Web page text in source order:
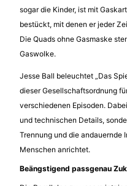
sogar die Kinder, ist mit
bestückt, mit denen er jeder
Die Quads ohne Gasmaske
Gaswolke.
Jesse Ball beleuchtet „Das
dieser Gesellschaftsordnung
verschiedenen Episoden.
und technischen Details,
Trennung und die andauernde
Menschen anrichtet.
Beängstigend passgenau